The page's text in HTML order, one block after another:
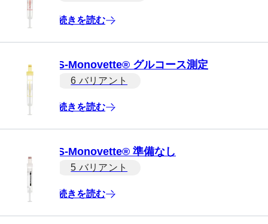
続きを読む
S-Monovette® グルコース測定
6 バリアント
続きを読む
S-Monovette® 準備なし
5 バリアント
続きを読む